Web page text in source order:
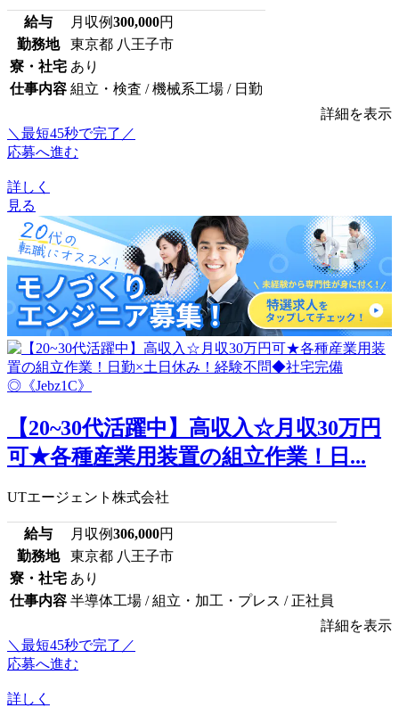
給与 月収例300,000円
勤務地
東京都 八王子市
寮・社宅 あり
仕事内容 組立・検査 / 機械系工場 / 日勤
詳細を表示
＼最短45秒で完了／
応募へ進む
詳しく
見る
【20~30代活躍中】高収入☆月収30万円
可★各種産業用装置の組立作業！日...
UTエージェント株式会社
給与 月収例306,000円
勤務地
東京都 八王子市
寮・社宅 あり
仕事内容 半導体工場 / 組立・加工・プレス / 正社員
詳細を表示
＼最短45秒で完了／
応募へ進む
詳しく